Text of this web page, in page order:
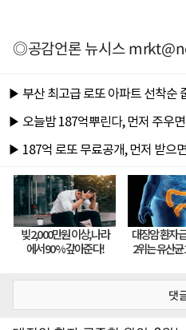
◎공감언론 뉴시스
댓